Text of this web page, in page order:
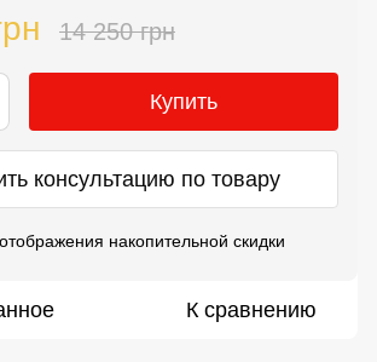
14 250 грн
Купить
консультацию по товару
накопительной скидки
К сравнению